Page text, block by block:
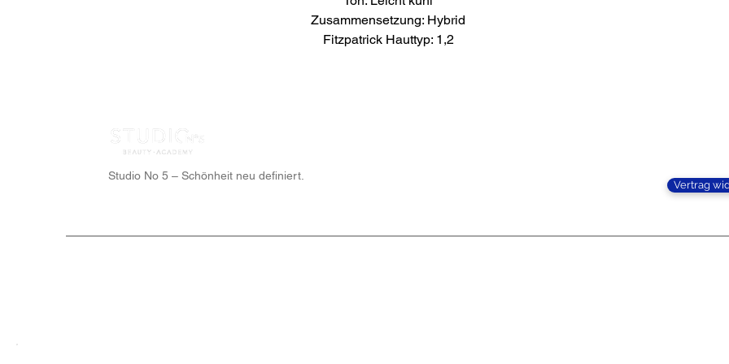
Zusammensetzung: Hybrid
Fitzpatrick Hauttyp: 1,2
Studio No 5 – Schönheit neu definiert.
Vertrag